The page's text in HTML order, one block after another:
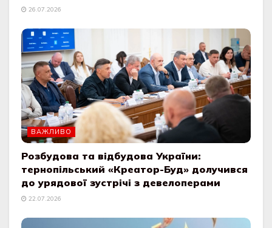
26.07.2026
ВАЖЛИВО
Розбудова та відбудова України:
тернопільський «Креатор-Буд» долучився
до урядової зустрічі з девелоперами
22.07.2026